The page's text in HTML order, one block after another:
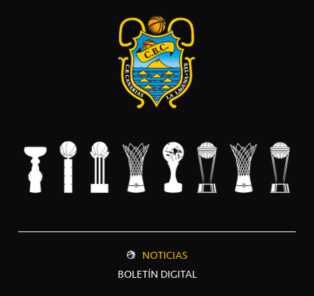
NOTICIAS
BOLETÍN DIGITAL